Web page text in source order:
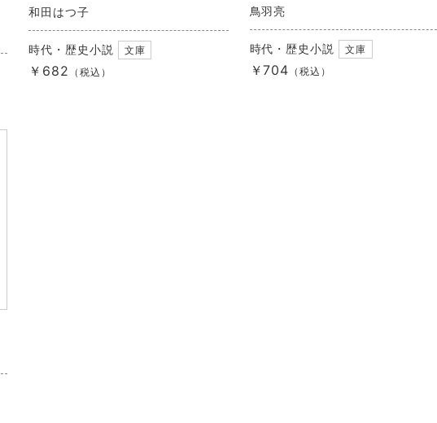
和田はつ子
時代・歴史小説 文庫
￥682 （税込）
鳥羽亮
時代・歴史小説 文庫
￥704 （税込）